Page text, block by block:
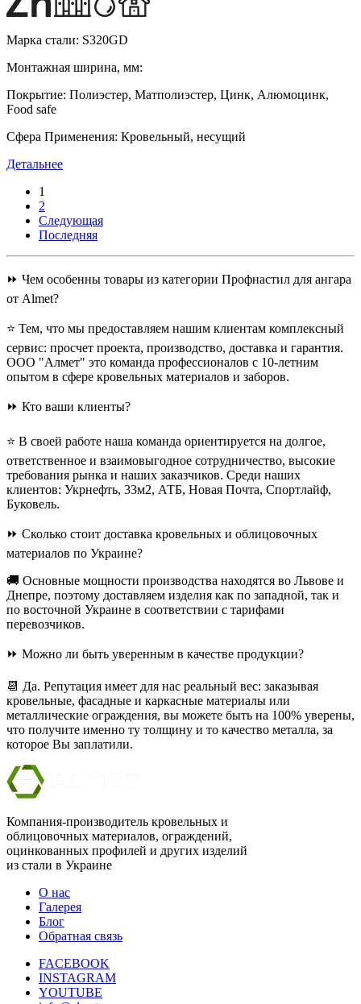
Марка стали: S320GD
Монтажная ширина, мм:
Покрытие: Полиэстер, Матполиэстер, Цинк, Алюмоцинк,
Food safe
Сфера Применения: Кровельный, несущий
Детальнее
1
2
Следующая
Последняя
⏩ Чем особенны товары из категории Профнастил для ангара
от Almet?
⭐ Тем, что мы предоставляем нашим клиентам комплексный
сервис: просчет проекта, производство, доставка и гарантия.
ООО "Алмет" это команда профессионалов с 10-летним
опытом в сфере кровельных материалов и заборов.
⏩ Кто ваши клиенты?
⭐ В своей работе наша команда ориентируется на долгое,
ответственное и взаимовыгодное сотрудничество, высокие
требования рынка и наших заказчиков. Среди наших
клиентов: Укрнефть, 33м2, АТБ, Новая Почта, Спортлайф,
Буковель.
⏩ Сколько стоит доставка кровельных и облицовочных
материалов по Украине?
🚚 Основные мощности производства находятся во Львове и
Днепре, поэтому доставляем изделия как по западной, так и
по восточной Украине в соответствии с тарифами
перевозчиков.
⏩ Можно ли быть уверенным в качестве продукции?
📆 Да. Репутация имеет для нас реальный вес: заказывая
кровельные, фасадные и каркасные материалы или
металлические ограждения, вы можете быть на 100% уверены,
что получите именно ту толщину и то качество металла, за
которое Вы заплатили.
Компания-производитель кровельных и
облицовочных материалов, ограждений,
оцинкованных профилей и других изделий
из стали в Украине
О нас
Галерея
Блог
Обратная связь
FACEBOOK
INSTAGRAM
YOUTUBE